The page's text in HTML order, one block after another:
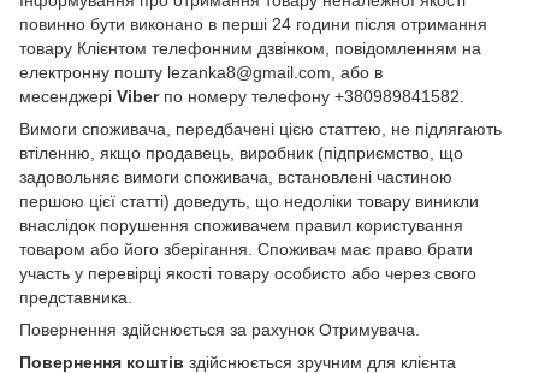
повинно бути виконано в перші 24 години після отримання
товару Клієнтом телефонним дзвінком, повідомленням на
електронну пошту lezanka8@gmail.com, або в
месенджері Viberпо номеру телефону +380989841582.
Вимоги споживача, передбачені цією статтею, не підлягають
втіленню, якщо продавець, виробник (підприємство, що
задовольняє вимоги споживача, встановлені частиною
першою цієї статті) доведуть, що недоліки товару виникли
внаслідок порушення споживачем правил користування
товаром або його зберігання. Споживач має право брати
участь у перевірці якості товару особисто або через свого
представника.
Повернення здійснюється за рахунок Отримувача.
Повернення коштів здійснюється зручним для клієнта